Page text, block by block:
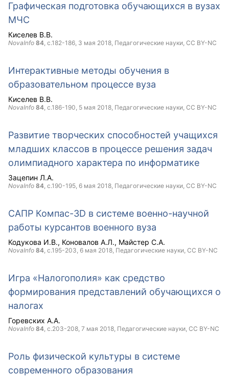
Графическая подготовка обучающихся в вузах
МЧС
Киселев В.В.
NovaInfo 84, с.182-186, 3 мая 2018, Педагогические науки, CC BY-NC
Интерактивные методы обучения в
образовательном процессе вуза
Киселев В.В.
NovaInfo 84, с.186-190, 5 мая 2018, Педагогические науки, CC BY-NC
Развитие творческих способностей учащихся
младших классов в процессе решения задач
олимпиадного характера по информатике
Зацепин Л.А.
NovaInfo 84, с.190-195, 6 мая 2018, Педагогические науки, CC BY-NC
САПР Компас-3D в системе военно-научной
работы курсантов военного вуза
Кодукова И.В. Коновалов А.Л. Майстер С.А.
NovaInfo 84, с.195-203, 6 мая 2018, Педагогические науки, CC BY-NC
Игра «Налогополия» как средство
формирования представлений обучающихся о
налогах
Горевских А.А.
NovaInfo 84, с.203-208, 7 мая 2018, Педагогические науки, CC BY-NC
Роль физической культуры в системе
современного образования